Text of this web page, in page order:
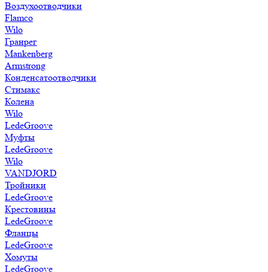
Воздухоотводчики
Flamco
Wilo
Гранрег
Mankenberg
Armstrong
Конденсатоотводчики
Стимакс
Колена
Wilo
LedeGroove
Муфты
LedeGroove
Wilo
VANDJORD
Тройники
LedeGroove
Крестовины
LedeGroove
Фланцы
LedeGroove
Хомуты
LedeGroove